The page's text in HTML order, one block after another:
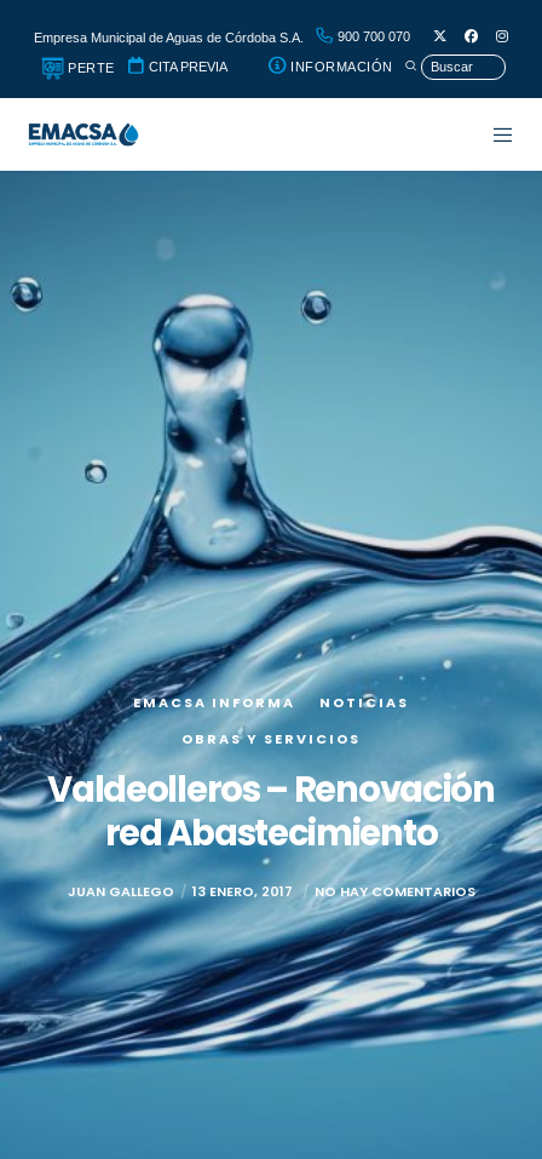
Empresa Municipal de Aguas de Córdoba S.A. 900 700 070
PERTE CITA PREVIA INFORMACIÓN
EMACSA INFORMA
NOTICIAS
OBRAS Y SERVICIOS
Valdeolleros – Renovación
red Abastecimiento
JUAN GALLEGO 13 ENERO, 2017 NO HAY COMENTARIOS